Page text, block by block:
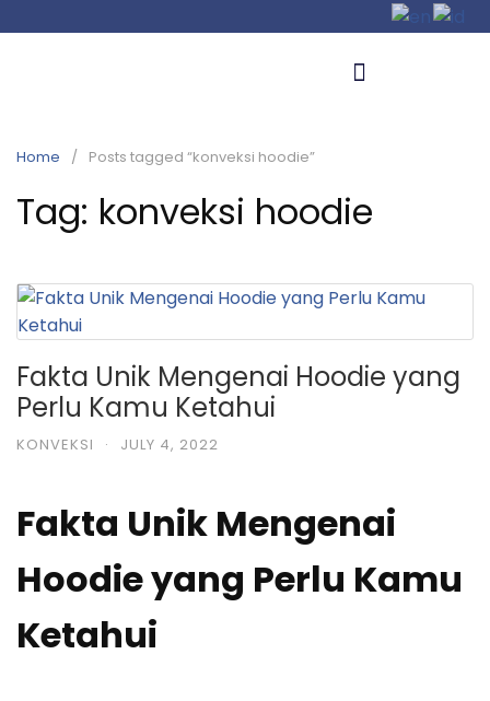
Home Posts tagged “konveksi hoodie”
Tag: konveksi hoodie
Fakta Unik Mengenai Hoodie yang
Perlu Kamu Ketahui
KONVEKSI · JULY 4, 2022
Fakta Unik Mengenai
Hoodie yang Perlu Kamu
Ketahui